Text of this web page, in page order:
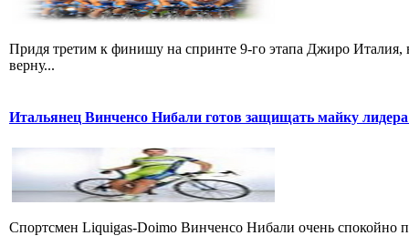
Придя третим к финишу на спринте 9-го этапа Джиро
верну...
Итальянец Винченсо Нибали готов защищать майку
Cпортсмен Liquigas-Doimo Винченсо Нибали очень спокойно